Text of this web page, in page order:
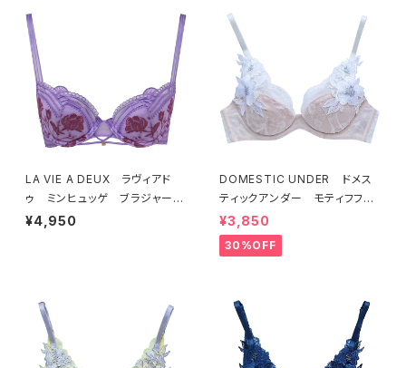
LA VIE A DEUX ラヴィアド
ゥ ミンヒュッゲ ブラジャー
（ライラック）BRA LILAC 2249
¥4,950
DOMESTIC UNDER ドメス
ティックアンダー モティフフル
ール ブラジャー（オフホワイ
ト）D2255
¥3,850
30%OFF